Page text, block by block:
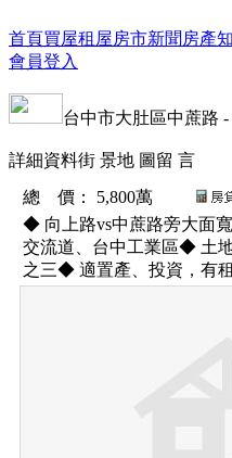
首頁買屋租屋房市新聞 房產
會員登入
台中市大肚區中蔗路 -
詳細資料街 景地 圖 留 言
總 價 ：
5,800萬
◆ 向上路vs中蔗路旁大面
交流道、台中工業區◆ 土
之三◆ 適置產、投資，有